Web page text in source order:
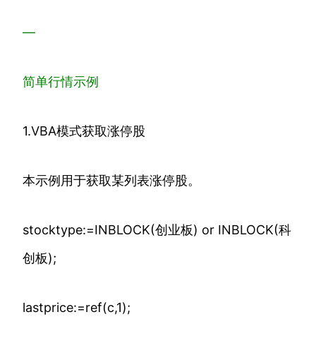
—
简单行情示例
1.VBA模式获取涨停股
本示例用于获取某列表涨停股。
stocktype:=INBLOCK(创业板) or INBLOCK(科
创板);
lastprice:=ref(c,1);